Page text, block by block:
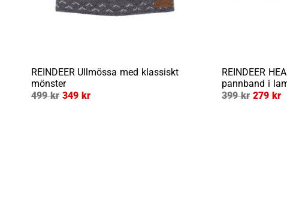
REINDEER Ullmössa med klassiskt
mönster
349 kr
499 kr
REINDEER
pannband i
279 kr
399 kr